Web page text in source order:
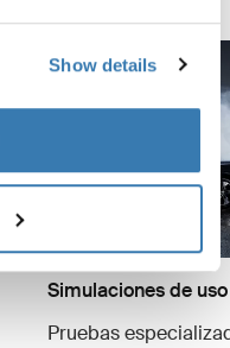
Show details
Simulaciones de
Pruebas